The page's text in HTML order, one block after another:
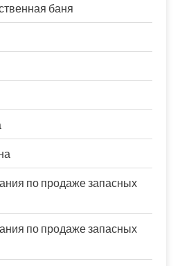
баня
по продаже запасных
по продаже запасных